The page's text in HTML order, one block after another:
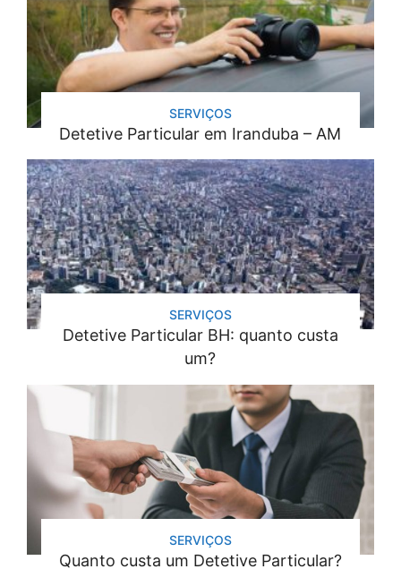
SERVIÇOS
Detetive Particular em Iranduba – AM
SERVIÇOS
Detetive Particular BH: quanto custa
um?
SERVIÇOS
Quanto custa um Detetive Particular?